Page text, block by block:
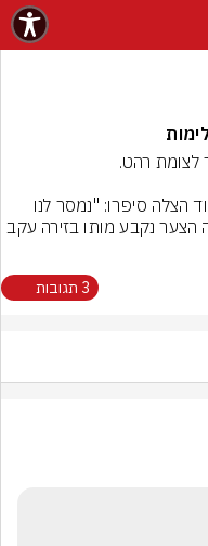
בזירה כי הוא נפגע באירוע אלימות. למרבה הצער נקבע מותו בזירה עקב
3 תגובות